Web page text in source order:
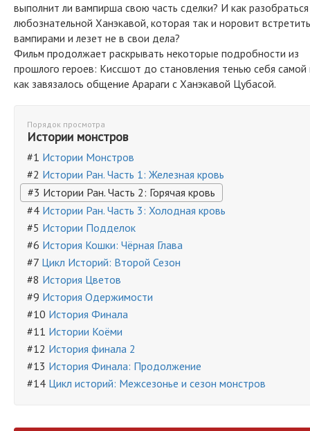
выполнит ли вампирша свою часть сделки? И как
любознательной Ханэкавой, которая так и норовит
вампирами и лезет не в свои дела?
Фильм продолжает раскрывать некоторые подробности из
прошлого героев: Киссшот до становления тенью себя самой
как завязалось общение Арараги с Ханэкавой Цубасой.
Порядок просмотра
Истории монстров
#1 Истории Монстров
#2 Истории Ран. Часть 1: Железная кровь
#3 Истории Ран. Часть 2: Горячая кровь
#4 Истории Ран. Часть 3: Холодная кровь
#5 Истории Подделок
#6 История Кошки: Чёрная Глава
#7 Цикл Историй: Второй Сезон
#8 История Цветов
#9 История Одержимости
#10 История Финала
#11 Истории Коёми
#12 История финала 2
#13 История Финала: Продолжение
#14 Цикл историй: Межсезонье и сезон монстров